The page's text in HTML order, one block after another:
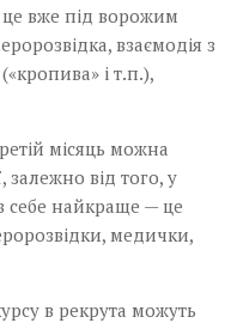
це вже під ворожим
взаємодія з
і т.п.),
місяць можна
залежно від того, у
себе найкраще — це
медички,
в рекрута можуть